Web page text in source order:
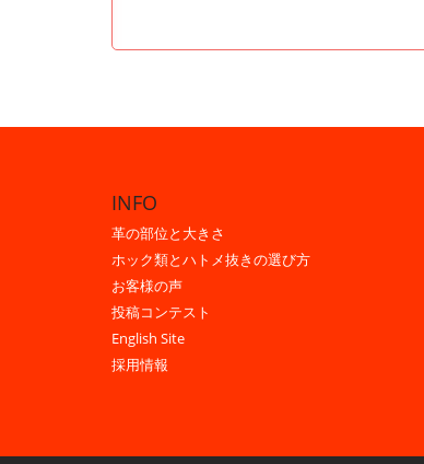
INFO
革の部位と大きさ
ホック類とハトメ抜きの選び方
お客様の声
投稿コンテスト
English Site
採用情報